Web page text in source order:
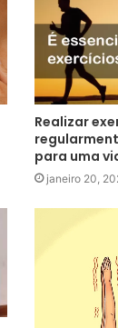
Realizar
para uma
janeiro 20,